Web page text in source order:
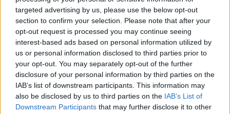
targeted advertising by us, please use the below opt-out
section to confirm your selection. Please note that after your
opt-out request is processed you may continue seeing
interest-based ads based on personal information utilized by
us or personal information disclosed to third parties prior to
your opt-out. You may separately opt-out of the further
disclosure of your personal information by third parties on the
IAB’s list of downstream participants. This information may
also be disclosed by us to third parties on the IAB’s List of
Downstream Participants that may further disclose it to other
Basta cliccareQUI
Ti potrebbe interessare anche:
Articoli dal Blog “Legalità e non solo” di Salvatore Calleri
Il “dopo” Matteo Messina Denaro
Vademecum antimafia per gli elettori
Toscana chiama Palermo
Serve un esercito europeo
I superbonus rischiano di favorire la mafia
Occorre potenziare il controllo del territorio